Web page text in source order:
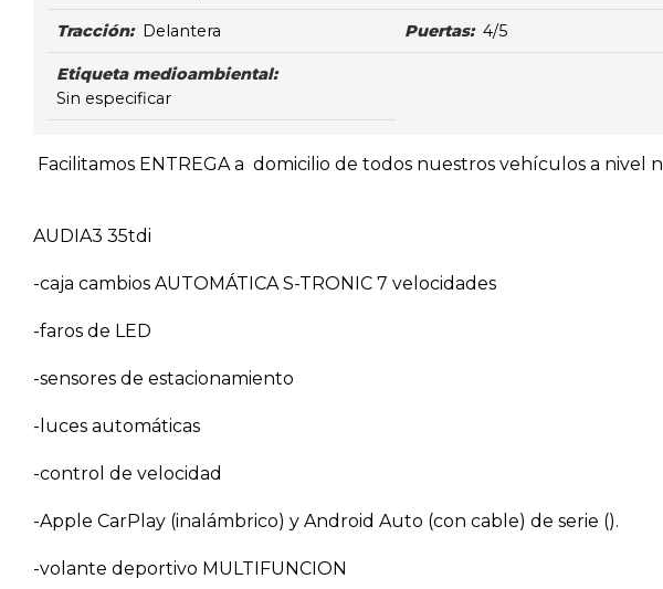
Tracción: Delantera Puertas: 4/5
Etiqueta medioambiental:
Sin especificar
Facilitamos ENTREGA a domicilio de todos nuestros vehículos a
AUDIA3 35tdi
-caja cambios AUTOMÁTICA S-TRONIC 7 velocidades
-faros de LED
-sensores de estacionamiento
-luces automáticas
-control de velocidad
-Apple CarPlay (inalámbrico) y Android Auto (con cable) de serie ().
-volante deportivo MULTIFUNCION